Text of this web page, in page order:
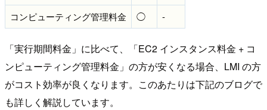
コンピューティング管理料金
◯ -
「実行期間料金」に比べて、「EC2 インスタンス料金 + コ
ンピューティング管理料金」の方が安くなる場合、LMI の方
がコスト効率が良くなります。このあたりは下記のブログで
も詳しく解説しています。